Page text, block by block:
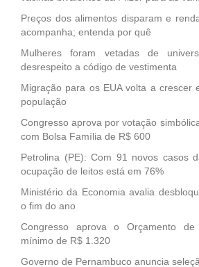
Preços dos alimentos disparam e
acompanha; entenda por quê
Mulheres foram vetadas de
desrespeito a código de vestimenta
Migração para os EUA volta a crescer
população
Congresso aprova por votação
com Bolsa Família de R$ 600
Petrolina (PE): Com 91 novos casos
ocupação de leitos está em 76%
Ministério da Economia avalia
o fim do ano
Congresso aprova o Orçamento
mínimo de R$ 1.320
Governo de Pernambuco anuncia